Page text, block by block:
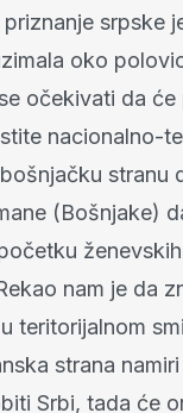
srpske
oko
očekivati da
nacionalno-
stranu
(Bošnjake)
nam je da
teritorijalnom
strana
Srbi, tada će